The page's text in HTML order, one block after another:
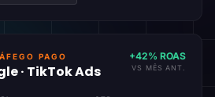
PAGO
· TikTok Ads
+42% ROAS
VS MÊS ANT.